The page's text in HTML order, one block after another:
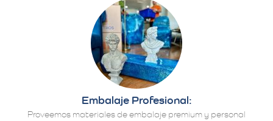
Embalaje Profesional:
Proveemos materiales de embalaje premium y personal